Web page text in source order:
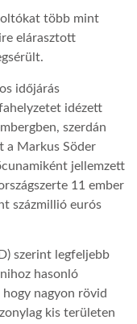
több mint
elárasztott
időjárás
idézett
szerdán
a Markus Söder
jellemzett
11 ember
százmillió eurós
szerint legfeljebb
hasonló
nagyon rövid
kis területen